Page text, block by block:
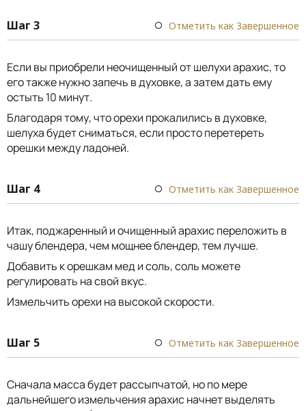
Шаг 3 Отметить как Завершенное
Если вы приобрели неочищенный от шелухи арахис, то
его также нужно запечь в духовке, а затем дать ему
остыть 10 минут.
Благодаря тому, что орехи прокалились в духовке,
шелуха будет сниматься, если просто перетереть
орешки между ладоней.
Шаг 4 Отметить как Завершенное
Итак, поджаренный и очищенный арахис переложить в
чашу блендера, чем мощнее блендер, тем лучше.
Добавить к орешкам мед и соль, соль можете
регулировать на свой вкус.
Измельчить орехи на высокой скорости.
Шаг 5 Отметить как Завершенное
Сначала масса будет рассыпчатой, но по мере
дальнейшего измельчения арахис начнет выделять